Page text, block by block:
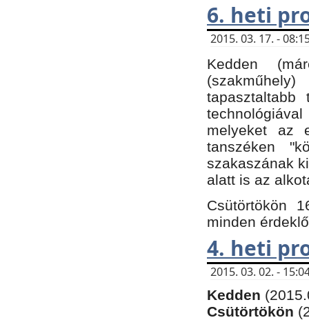
6. heti
2015. 03. 17. -
Kedden
tapasztaltabb
melyeket az
tanszéken
szakaszának
alatt is az
Csütörtökön
minden
4. heti
2015. 03. 02. -
Kedden
Csütörtökön